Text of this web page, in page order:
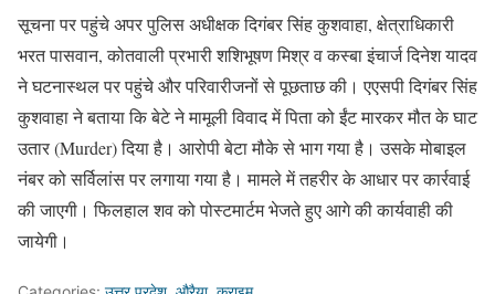
सूचना पर पहुंचे अपर पुलिस अधीक्षक दिगंबर सिंह कुशवाहा, क्षेत्राधिकारी
भरत पासवान, कोतवाली प्रभारी शशिभूषण मिश्र व कस्बा इंचार्ज दिनेश यादव
ने घटनास्थल पर पहुंचे और परिवारीजनों से पूछताछ की। एएसपी दिगंबर सिंह
कुशवाहा ने बताया कि बेटे ने मामूली विवाद में पिता को ईंट मारकर मौत के घाट
उतार (Murder) दिया है। आरोपी बेटा मौके से भाग गया है। उसके मोबाइल
नंबर को सर्विलांस पर लगाया गया है। मामले में तहरीर के आधार पर कार्रवाई
की जाएगी। फिलहाल शव को पोस्टमार्टम भेजते हुए आगे की कार्यवाही की
जायेगी।